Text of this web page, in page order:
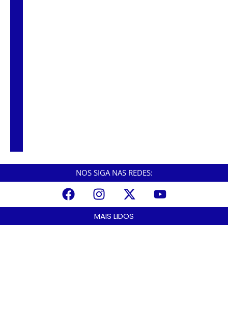
NOS SIGA NAS REDES:
MAIS LIDOS